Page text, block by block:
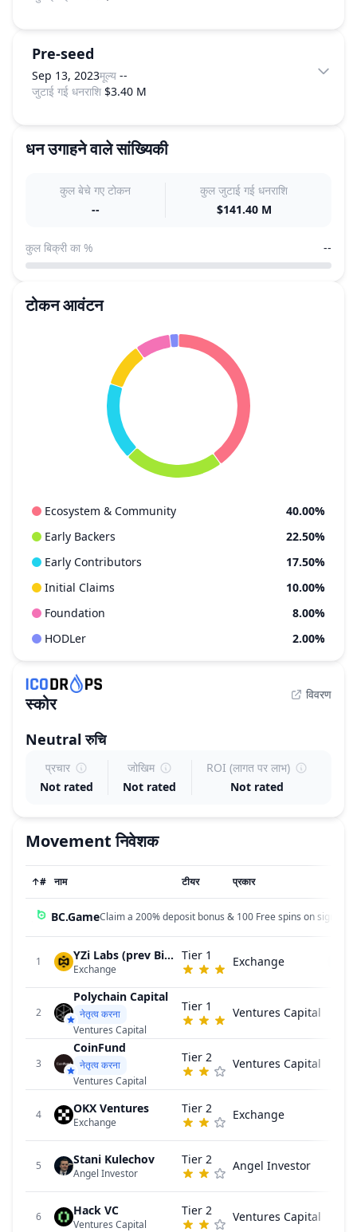
Pre-seed
Sep 13, 2023मूल्य --
जुटाई गई धनराशि $3.40 M
धन उगाहने वाले सांख्यिकी
कुल बेचे गए टोकन
--
कुल जुटाई गई धनराशि
$141.40 M
कुल बिक्री का % --
टोकन आवंटन
Ecosystem & Community
40.00%
Early Backers
22.50%
Early Contributors
17.50%
Initial Claims
10.00%
Foundation
8.00%
HODLer
2.00%
स्कोर विवरण
Neutral रुचि
प्रचार
Not rated
जोखिम
Not rated
ROI (लागत पर लाभ)
Not rated
Movement निवेशक
↑# नाम टीयर प्रकार
BC.GameClaim a 200% deposit bonus & 100 Free spins on sign up!
1 YZi Labs (prev Binance Labs)
Exchange
Tier 1 Exchange
2
Polychain Capital
नेतृत्व करना
Ventures Capital
Tier 1 Ventures Capital
3
CoinFund
नेतृत्व करना
Ventures Capital
Tier 2 Ventures Capital
4 OKX Ventures
Exchange
Tier 2 Exchange
5 Stani Kulechov
Angel Investor
Tier 2 Angel Investor
6 Hack VC
Ventures Capital
Tier 2 Ventures Capital